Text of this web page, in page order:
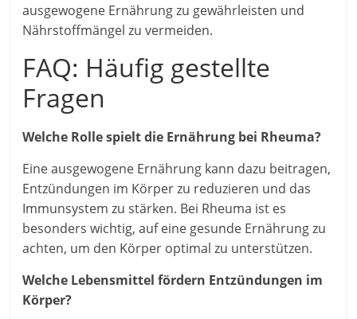
ausgewogene Ernährung zu gewährleisten und
Nährstoffmängel zu vermeiden.
FAQ: Häufig gestellte
Fragen
Welche Rolle spielt die Ernährung bei Rheuma?
Eine ausgewogene Ernährung kann dazu beitragen,
Entzündungen im Körper zu reduzieren und das
Immunsystem zu stärken. Bei Rheuma ist es
besonders wichtig, auf eine gesunde Ernährung zu
achten, um den Körper optimal zu unterstützen.
Welche Lebensmittel fördern Entzündungen im
Körper?